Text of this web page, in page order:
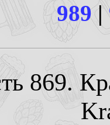
989|
869.